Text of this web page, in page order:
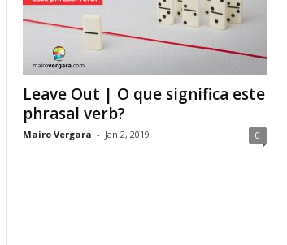
Leave Out | O que significa este
phrasal verb?
Mairo Vergara - Jan 2, 2019 0